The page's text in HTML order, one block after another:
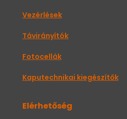
Vezérlések
Távirányítók
Fotocellák
Kaputechnikai kiegészítők
Elérhetőség